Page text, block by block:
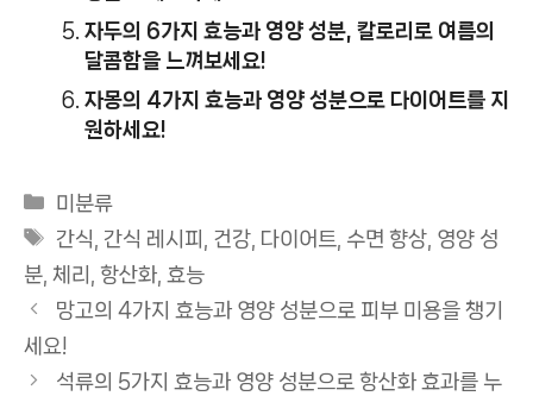
자두의 6가지 효능과 영양 성분, 칼로리로 여름의
달콤함을 느껴보세요!
자몽의 4가지 효능과 영양 성분으로 다이어트를 지
원하세요!
카
테
리
미분류
태
그
간식 간식 레시피 건강 다이어트 수면 향상 영양 성
분 체리 항산화 효능
망고의 4가지 효능과 영양 성분으로 피부 미용을 챙기
세요!
석류의 5가지 효능과 영양 성분으로 항산화 효과를 누